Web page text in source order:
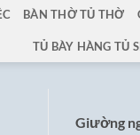
BÀN THỜ TỦ THỜ
TỦ BÀY HÀNG TỦ
Giường